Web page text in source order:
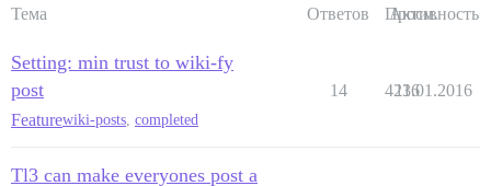
Тема Ответов Просм.
Активность
Setting: min trust to wiki-fy
post
Featurewiki-posts, completed
14 4236
11.01.2016
Tl3 can make everyones post a